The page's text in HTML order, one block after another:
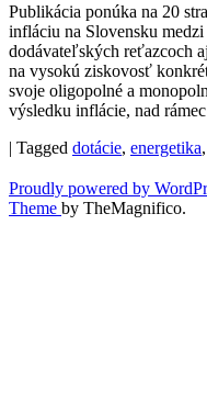
Publikácia ponúka na 20
infláciu na Slovensku
dodávateľských reťazcoch
na vysokú ziskovosť
svoje oligopolné a
výsledku inflácie, nad
| Tagged dotácie, energetika,
Proudly powered by
Theme by TheMagnifico.